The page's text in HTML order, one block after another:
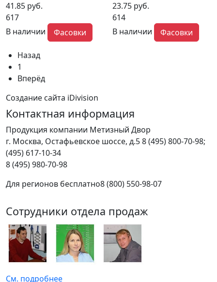
41.85 руб.
617
В наличии
Фасовки
23.75 руб.
614
В наличии
Фасовки
Назад
1
Вперёд
Создание сайта iDivision
Контактная информация
Продукция компании Метизный Двор
г. Москва, Остафьевское шоссе, д.58 (495) 800-70-98;
(495) 617-10-34
8 (495) 980-70-98
Для регионов бесплатно8 (800) 550-98-07
Сотрудники отдела продаж
См. подробнее